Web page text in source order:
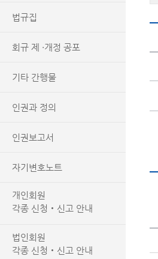
법규집
회규 제 ·개정 공포
기타 간행물
인권과 정의
인권보고서
자기변호노트
개인회원
각종 신청‧신고 안내
법인회원
각종 신청‧신고 안내